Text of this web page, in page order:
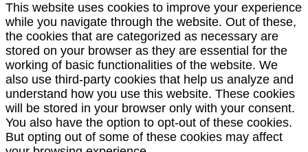
This website uses cookies to improve your experience
while you navigate through the website. Out of these,
the cookies that are categorized as necessary are
stored on your browser as they are essential for the
working of basic functionalities of the website. We
also use third-party cookies that help us analyze and
understand how you use this website. These cookies
will be stored in your browser only with your consent.
You also have the option to opt-out of these cookies.
But opting out of some of these cookies may affect